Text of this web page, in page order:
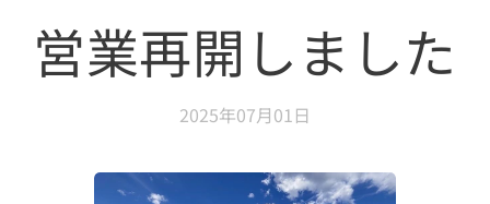
営業再開しました
2025年07月01日